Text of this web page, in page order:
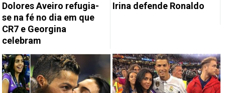
Dolores Aveiro refugia-
se na fé no dia em que
CR7 e Georgina
celebram
Irina defende Ronaldo